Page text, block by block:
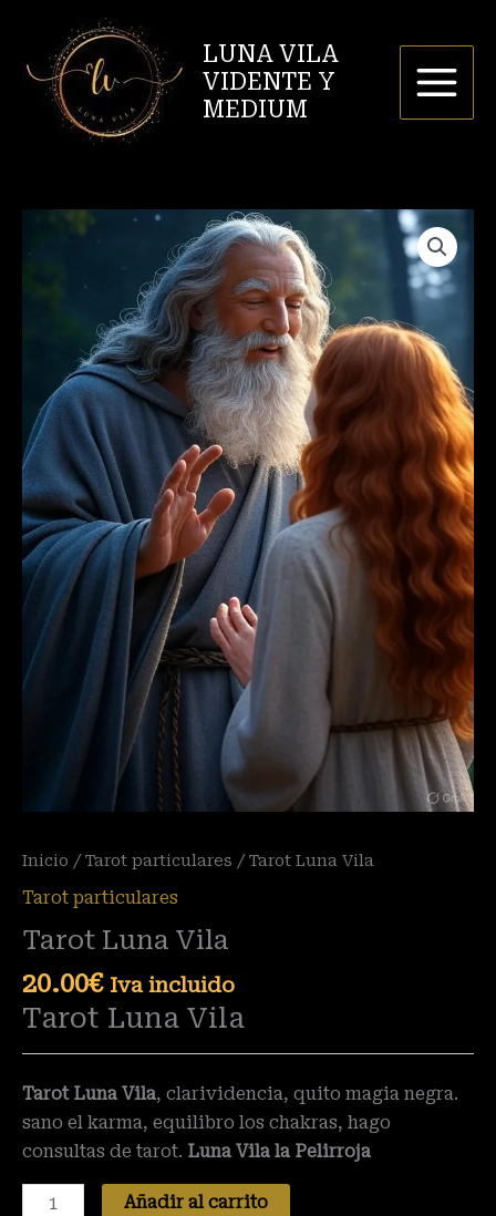
contenido
LUNA VILA
VIDENTE Y
MEDIUM
Inicio /Tarot particulares / Tarot Luna Vila
Tarot particulares
Tarot Luna Vila
20.00€ Iva incluido
Tarot Luna Vila
Tarot Luna Vila, clarividencia, quito magia negra.
sano el karma, equilibro los chakras, hago
consultas de tarot. Luna Vila la Pelirroja
Tarot
Añadir al carrito